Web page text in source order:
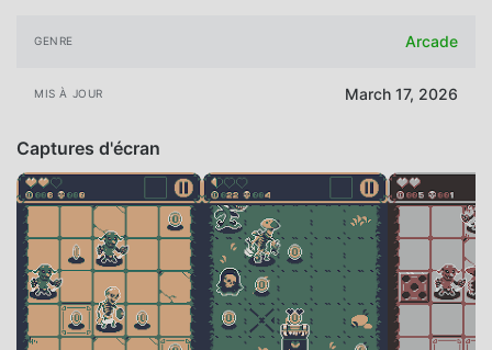
GENRE Arcade
MIS À JOUR March 17, 2026
Captures d'écran